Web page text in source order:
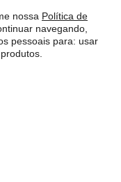
somos
Como
atuamos
Estrutura
Blog
Serviços
Catálogo
nossa Política de
navegando,
pessoais para: usar